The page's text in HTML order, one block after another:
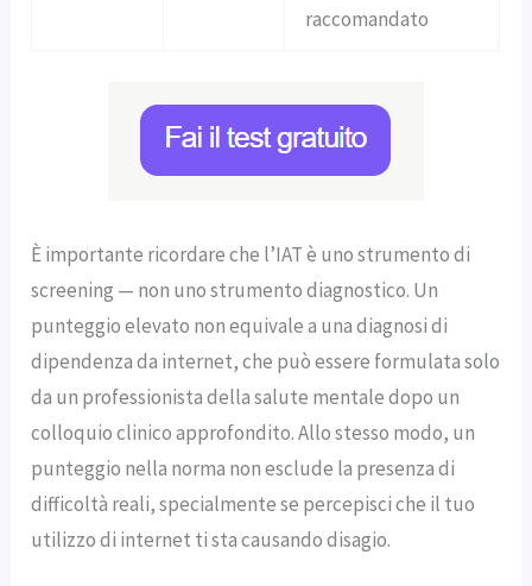
raccomandato
È importante ricordare che l’IAT è uno strumento di
screening — non uno strumento diagnostico. Un
punteggio elevato non equivale a una diagnosi di
dipendenza da internet, che può essere formulata solo
da un professionista della salute mentale dopo un
colloquio clinico approfondito. Allo stesso modo, un
punteggio nella norma non esclude la presenza di
difficoltà reali, specialmente se percepisci che il tuo
utilizzo di internet ti sta causando disagio.